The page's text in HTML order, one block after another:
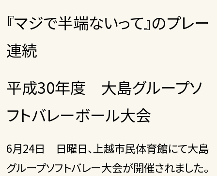
『マジで半端ないって』のプレー
連続
平成30年度 大島グループソ
フトバレーボール大会
6月24日 日曜日、上越市民体育館にて大島
グループソフトバレー大会が開催されました。